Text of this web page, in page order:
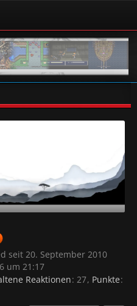
seit 20. September 2010
um 21:17
Reaktionen 27 Punkte